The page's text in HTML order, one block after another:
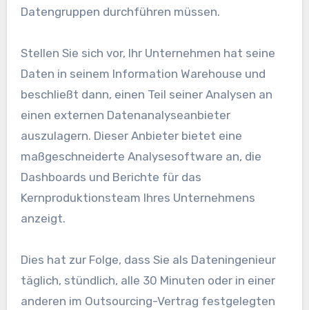
Datengruppen durchführen müssen.
Stellen Sie sich vor, Ihr Unternehmen hat seine
Daten in seinem Information Warehouse und
beschließt dann, einen Teil seiner Analysen an
einen externen Datenanalyseanbieter
auszulagern. Dieser Anbieter bietet eine
maßgeschneiderte Analysesoftware an, die
Dashboards und Berichte für das
Kernproduktionsteam Ihres Unternehmens
anzeigt.
Dies hat zur Folge, dass Sie als Dateningenieur
täglich, stündlich, alle 30 Minuten oder in einer
anderen im Outsourcing-Vertrag festgelegten